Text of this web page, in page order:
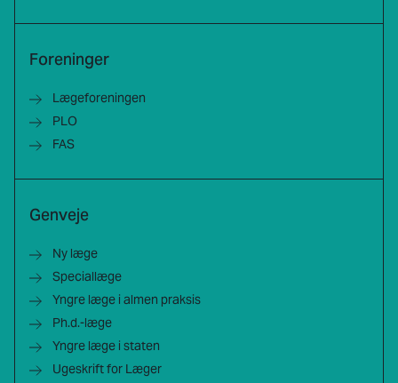
Foreninger
Lægeforeningen
PLO
FAS
Genveje
Ny læge
Speciallæge
Yngre læge i almen praksis
Ph.d.-læge
Yngre læge i staten
Ugeskrift for Læger